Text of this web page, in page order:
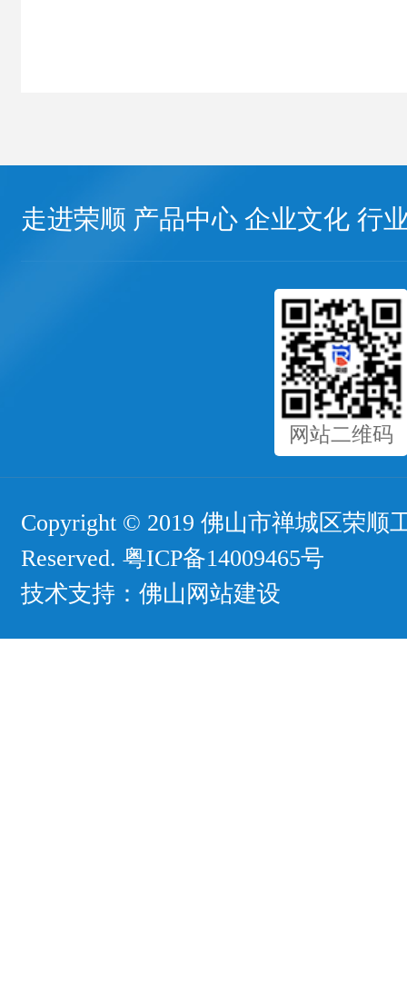
走进荣顺 产品中心 企业文化 行
网站二维码
Copyright © 2019 佛山市禅城区荣顺
Reserved. 粤ICP备14009465号
技术支持： 佛山网站建设